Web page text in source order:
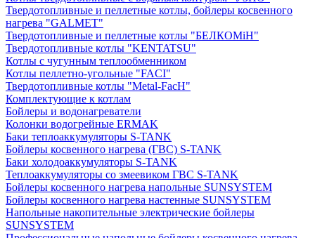
Твердотопливные и пеллетные котлы, бойлеры косвенного
нагрева "GALMET"
Твердотопливные и пеллетные котлы "БЕЛКОМiН"
Твердотопливные котлы "KENTATSU"
Котлы с чугунным теплообменником
Котлы пеллетно-угольные "FACI"
Твердотопливные котлы "Metal-FacH"
Комплектующие к котлам
Бойлеры и водонагреватели
Колонки водогрейные ERMAK
Баки теплоаккумуляторы S-TANK
Бойлеры косвенного нагрева (ГВС) S-TANK
Баки холодоаккумуляторы S-TANK
Теплоаккумуляторы со змеевиком ГВС S-TANK
Бойлеры косвенного нагрева напольные SUNSYSTEM
Бойлеры косвенного нагрева настенные SUNSYSTEM
Напольные накопительные электрические бойлеры
SUNSYSTEM